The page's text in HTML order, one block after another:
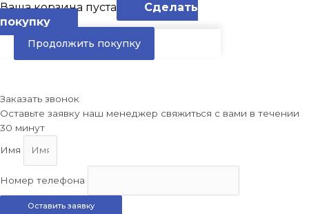
Ваша корзина пуста
Сделать
покупку
Продолжить покупку
Заказать звонок
Оставьте заявку наш менеджер свяжиться с вами в течении
30 минут
Имя
Номер телефона
Оставить заявку